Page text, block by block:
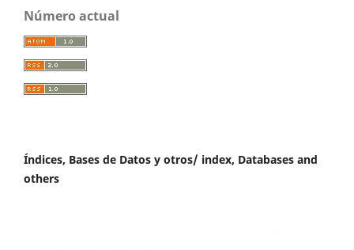
Número actual
Índices, Bases de Datos y otros/ index, Databases and
others